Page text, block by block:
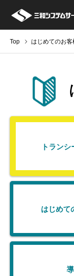
Top はじめてのお客
トラン
はじめて